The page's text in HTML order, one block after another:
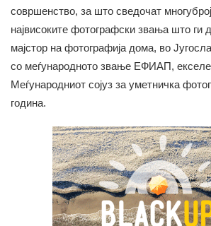
совршенство, за што сведочат
највисоките фотографски звања што ги
мајстор на фотографија дома, во
со меѓународното звање ЕФИАП,
Меѓународниот сојуз за уметничка
година.